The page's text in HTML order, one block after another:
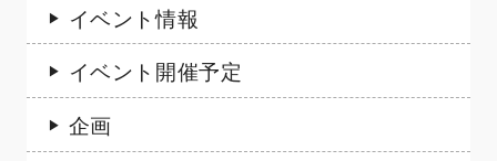
イベント情報
イベント開催予定
企画